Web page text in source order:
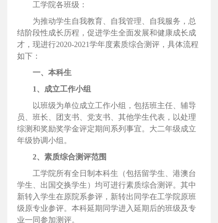
工学院各班级：
为推动学生自我教育、自我管理、自我服务，总
结阶段性成长历程，促进学生全面发展和健康成长成
才，现进行2020-2021学年度素质综合测评，具体流程
如下：
一、本科生
1、成立工作小组
以班级为单位成立工作小组，包括班主任、辅导
员、班长、团支书、党支书、其他学生代表，以处理
综测和奖励奖学金评定期间系列事宜。大二年级成立
年级协调小组。
2、素质综合测评范围
工学院所有全日制本科生（包括留学生、港澳台
学生、出国交换学生）均可进行素质综合测评。其中
新转入学生在原院系参评，新转出同学在工学院原班
级原专业参评。本科延期同学进入延期后的班级及专
业一同参加测评。